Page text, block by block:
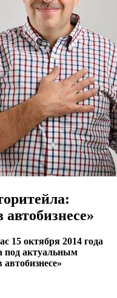
15 октября 2014 года
под актуальным